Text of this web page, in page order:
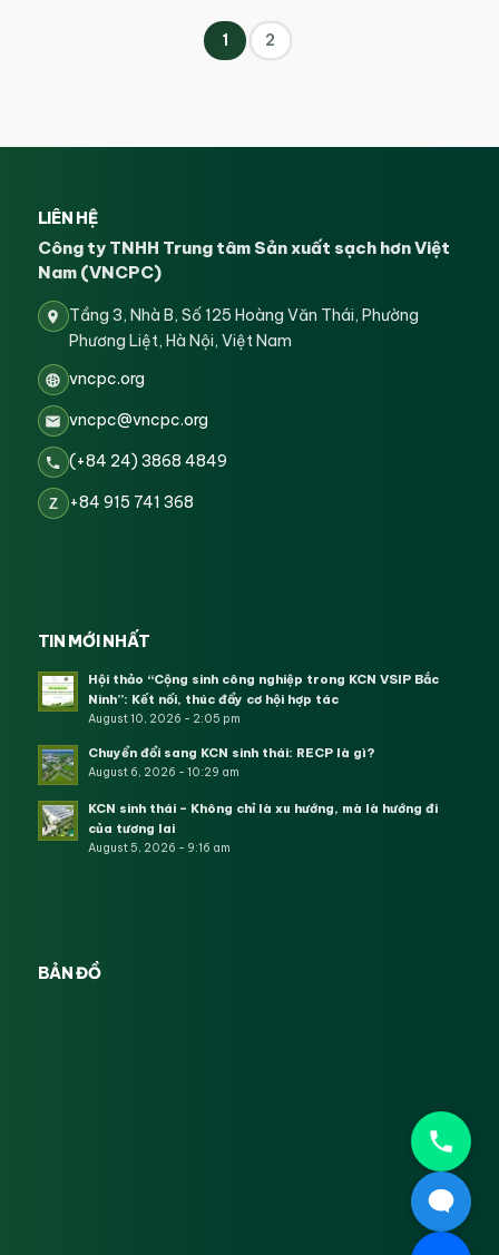
1 2
LIÊN HỆ
Công ty TNHH Trung tâm Sản xuất sạch hơn Việt
Nam (VNCPC)
Tầng 3, Nhà B, Số 125 Hoàng Văn Thái, Phường
Phương Liệt, Hà Nội, Việt Nam
vncpc.org
vncpc@vncpc.org
(+84 24) 3868 4849
Z +84 915 741 368
TIN MỚI NHẤT
Hội thảo “Cộng sinh công nghiệp trong KCN VSIP Bắc
Ninh”: Kết nối, thúc đẩy cơ hội hợp tác
August 10, 2026 - 2:05 pm
Chuyển đổi sang KCN sinh thái: RECP là gì?
August 6, 2026 - 10:29 am
KCN sinh thái – Không chỉ là xu hướng, mà là hướng đi
của tương lai
August 5, 2026 - 9:16 am
BẢN ĐỒ